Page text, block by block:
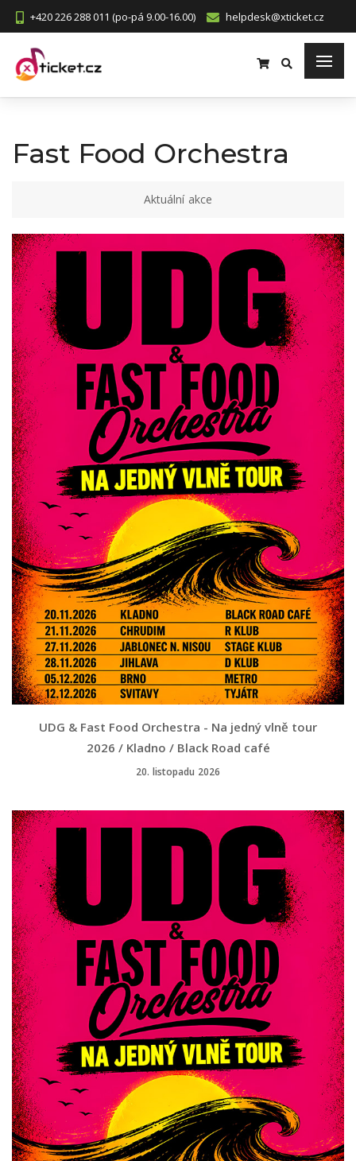
+420 226 288 011 (po-pá 9.00-16.00) helpdesk@xticket.cz
Fast Food Orchestra
Aktuální akce
UDG & Fast Food Orchestra - Na jedný vlně tour
2026 / Kladno / Black Road café
20. listopadu 2026